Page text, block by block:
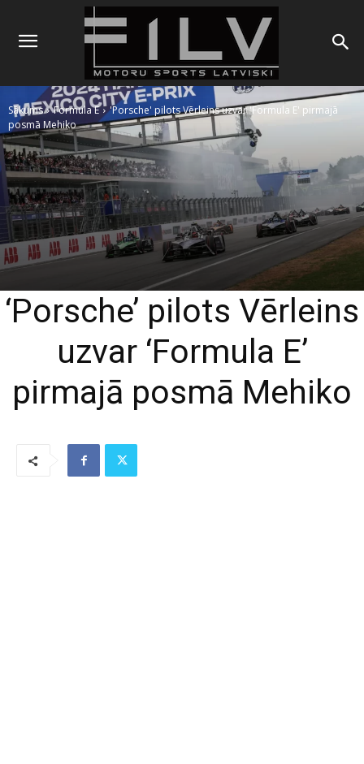
Sākums Formula E
'Porsche' pilots Vērleins uzvar 'Formula E' pirmajā
posmā Mehiko
‘Porsche’ pilots Vērleins
uzvar ‘Formula E’
pirmajā posmā Mehiko